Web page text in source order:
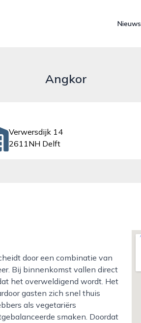
Nieuws
Angkor
Verwersdijk 14
2611NH Delft
Bij binnenkomst vallen direct
het overweldigend wordt. Het
gasten zich snel thuis
als vegetariërs
smaken. Doordat